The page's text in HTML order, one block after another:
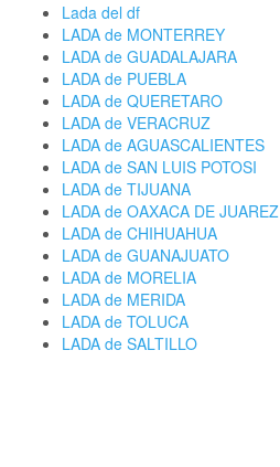
Lada del df
LADA de MONTERREY
LADA de GUADALAJARA
LADA de PUEBLA
LADA de QUERETARO
LADA de VERACRUZ
LADA de AGUASCALIENTES
LADA de SAN LUIS POTOSI
LADA de TIJUANA
LADA de OAXACA DE JUAREZ
LADA de CHIHUAHUA
LADA de GUANAJUATO
LADA de MORELIA
LADA de MERIDA
LADA de TOLUCA
LADA de SALTILLO